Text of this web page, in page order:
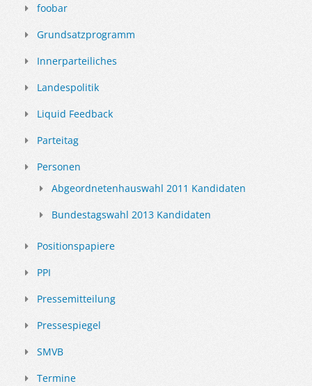
foobar
Grundsatzprogramm
Innerparteiliches
Landespolitik
Liquid Feedback
Parteitag
Personen
Abgeordnetenhauswahl 2011 Kandidaten
Bundestagswahl 2013 Kandidaten
Positionspapiere
PPI
Pressemitteilung
Pressespiegel
SMVB
Termine